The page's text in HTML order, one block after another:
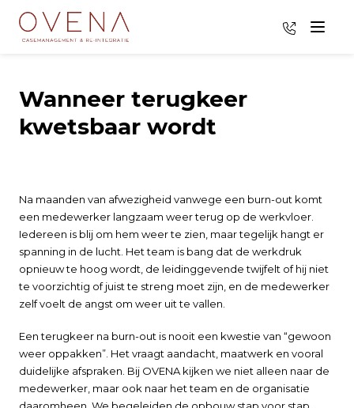
Menu
035 -
Wanneer terugkeer
kwetsbaar wordt
Na maanden van afwezigheid vanwege een burn-out komt
een medewerker langzaam weer terug op de werkvloer.
Iedereen is blij om hem weer te zien, maar tegelijk hangt er
spanning in de lucht. Het team is bang dat de werkdruk
opnieuw te hoog wordt, de leidinggevende twijfelt of hij niet
te voorzichtig of juist te streng moet zijn, en de medewerker
zelf voelt de angst om weer uit te vallen.
Een terugkeer na burn-out is nooit een kwestie van “gewoon
weer oppakken”. Het vraagt aandacht, maatwerk en vooral
duidelijke afspraken. Bij OVENA kijken we niet alleen naar de
medewerker, maar ook naar het team en de organisatie